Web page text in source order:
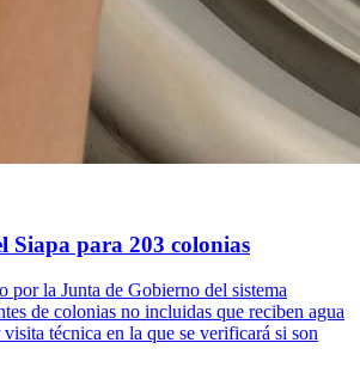
Siapa para 203 colonias
por la Junta de Gobierno del sistema
de colonias no incluidas que reciben agua
técnica en la que se verificará si son